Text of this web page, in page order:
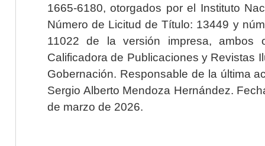
1665-6180, otorgados por el Instituto
Número de Licitud de Título: 13449 y
11022 de la versión impresa, ambos
Calificadora de Publicaciones y Revistas
Gobernación. Responsable de la última
Sergio Alberto Mendoza Hernández.
de marzo de 2026.